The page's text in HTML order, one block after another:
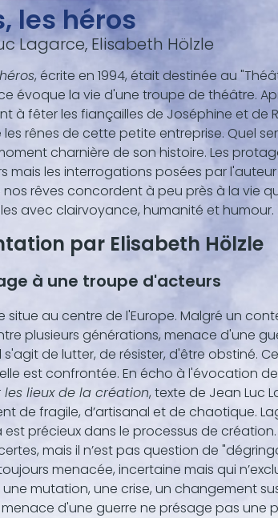
les héros
Lagarce, Elisabeth Hölzle
, écrite en 1994, était destinée au
évoque la vie d'une troupe de théâtre.
à fêter les fiançailles de Joséphine et de
les rênes de cette petite entreprise. Quel
charnière de son histoire. Les
mais les interrogations posées par
nos rêves concordent à peu près à la vie
avec clairvoyance, humanité et humour.
par Elisabeth Hölzle
à une troupe d'acteurs
situe au centre de l'Europe. Malgré un
plusieurs générations, menace d'une
s'agit de lutter, de résister, d'être obstiné.
est confrontée. En écho à l'évocation
les lieux de la création, texte de Jean Luc
de fragile, d’artisanal et de chaotique.
précieux dans le processus de création.
mais il n’est pas question de
menacée, incertaine mais qui
une mutation, une crise, un changement
d'une guerre ne présage pas une